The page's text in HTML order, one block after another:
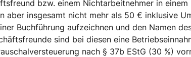
bzw. einem Nichtarbeitnehmer in
aber insgesamt nicht mehr als 50 € inklusive
Buchführung aufzeichnen und den Namen
sind bei diesen eine
nach § 37b EStG (30 %)